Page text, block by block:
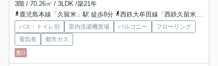
3階 / 70.26㎡ / 3LDK /築21年
鹿児島本線「久留米」駅 徒歩8分
西鉄大牟田線「西鉄久留米」駅 徒歩24分
バス・トイレ別 室内洗濯機置場 バルコニー
フローリング
電気有
都市ガス
敷0